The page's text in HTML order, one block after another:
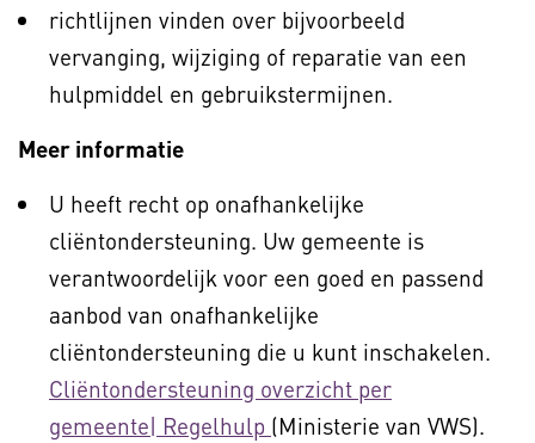
richtlijnen vinden over bijvoorbeeld
vervanging, wijziging of reparatie van een
hulpmiddel en gebruikstermijnen.
Meer informatie
U heeft recht op onafhankelijke
cliëntondersteuning. Uw gemeente is
verantwoordelijk voor een goed en passend
aanbod van onafhankelijke
cliëntondersteuning die u kunt inschakelen.
Cliëntondersteuning overzicht per
gemeente| Regelhulp (Ministerie van VWS).